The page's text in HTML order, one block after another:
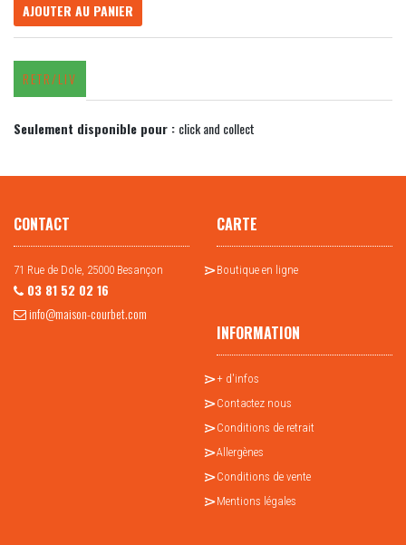
AJOUTER AU PANIER
RETR/LIV
Seulement disponible pour : click and collect
CONTACT
71 Rue de Dole, 25000 Besançon
03 81 52 02 16
info@maison-courbet.com
CARTE
Boutique en ligne
INFORMATION
+ d'infos
Contactez nous
Conditions de retrait
Allergènes
Conditions de vente
Mentions légales